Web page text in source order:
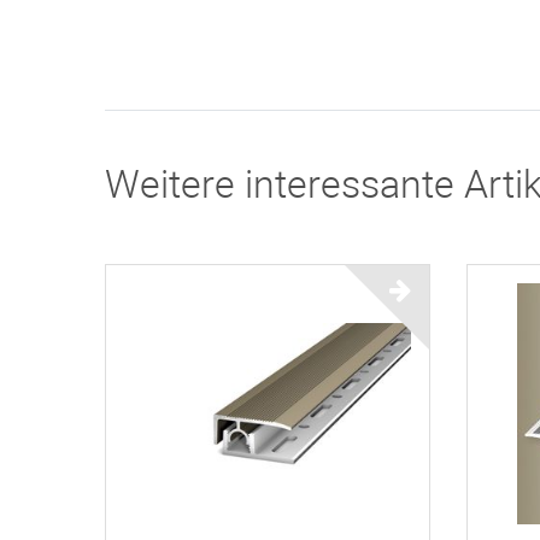
Weitere interessante